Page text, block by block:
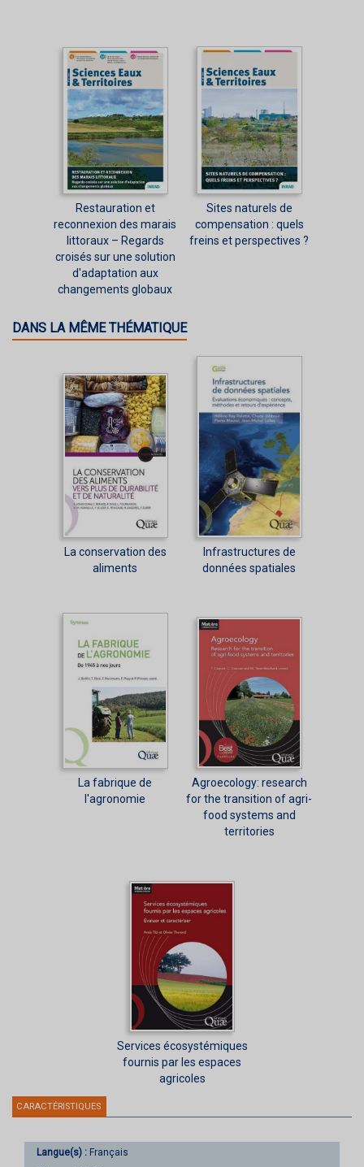
Restauration et
reconnexion des marais
littoraux – Regards
croisés sur une solution
d'adaptation aux
changements globaux
Sites naturels de
compensation : quels
freins et perspectives ?
DANS LA MÊME THÉMATIQUE
La conservation des
aliments
Infrastructures de
données spatiales
La fabrique de
l'agronomie
Agroecology: research
for the transition of agri-
food systems and
territories
Services écosystémiques
fournis par les espaces
agricoles
CARACTÉRISTIQUES
Langue(s) : Français